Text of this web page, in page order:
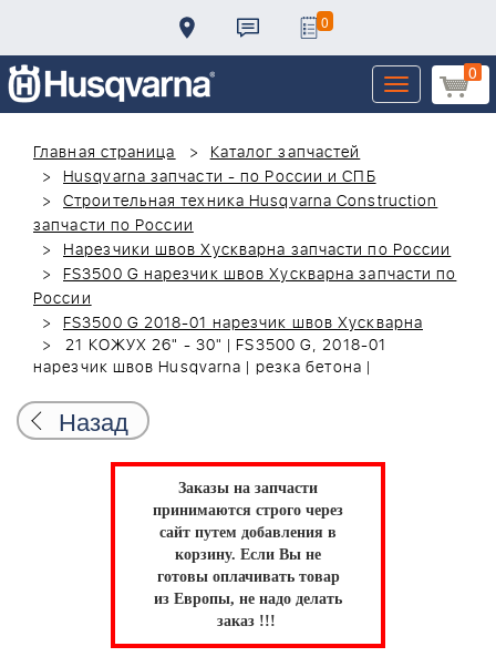
0
0
Toggle
navigation
Главная страница
Каталог запчастей
Husqvarna запчасти - по России и СПБ
Строительная техника Husqvarna Construction
запчасти по России
Нарезчики швов Хускварна запчасти по России
FS3500 G нарезчик швов Хускварна запчасти по
России
FS3500 G 2018-01 нарезчик швов Хускварна
21 КОЖУХ 26" - 30" | FS3500 G, 2018-01
нарезчик швов Husqvarna | резка бетона |
Назад
Заказы на запчасти
принимаются строго через
сайт путем добавления в
корзину. Если Вы не
готовы оплачивать товар
из Европы, не надо делать
заказ !!!